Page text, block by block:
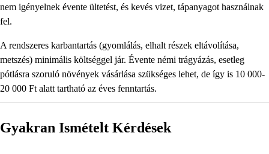
nem igényelnek évente ültetést, és kevés vizet, tápanyagot használnak
fel.
A rendszeres karbantartás (gyomlálás, elhalt részek eltávolítása,
metszés) minimális költséggel jár. Évente némi trágyázás, esetleg
pótlásra szoruló növények vásárlása szükséges lehet, de így is 10 000-
20 000 Ft alatt tartható az éves fenntartás.
Gyakran Ismételt Kérdések